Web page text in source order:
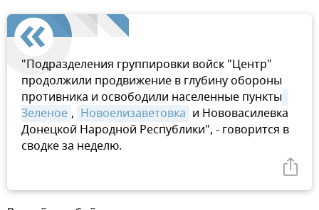
"Подразделения группировки войск "Центр"
продолжили продвижение в глубину обороны
противника и освободили населенные пункты
Зеленое , Новоелизаветовка и Нововасилевка
Донецкой Народной Республики", - говорится в
сводке за неделю.